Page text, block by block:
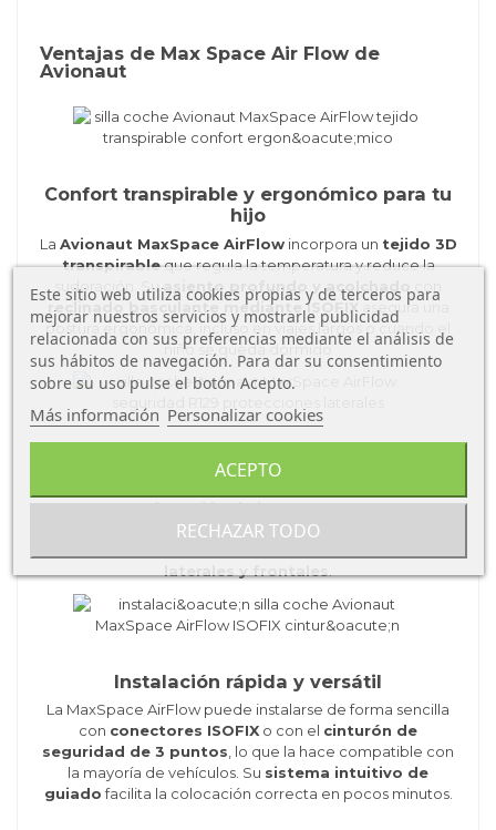
Ventajas de Max Space Air Flow de
Avionaut
Confort transpirable y ergonómico para tu
hijo
La Avionaut MaxSpace AirFlowincorpora un tejido 3D
transpirableque regula la temperatura y reduce la
sudoración. Suasiento profundo y acolchado
reclinado basculante mediante ISOFIXasegura una
postura ergonómica, incluso en viajes largos o cuando el
niño se queda dormido
Protección reforzada en cada trayecto
sistema deabsorción de impactos, la MaxSpace
AirFlow cumple con la normativa
laterales y frontales.
Instalación rápida y versátil
La MaxSpace AirFlow puede instalarse de forma sencilla
con conectores ISOFIXo con el cinturón de
seguridad de 3 puntos, lo que la hace compatible con
la mayoría de vehículos. Su sistema intuitivo de
guiadofacilita la colocación correcta en pocos minutos.
Este sitio web utiliza cookies propias y de terceros para
mejorar nuestros servicios y mostrarle publicidad
relacionada con sus preferencias mediante el análisis de
sus hábitos de navegación. Para dar su consentimiento
sobre su uso pulse el botón Acepto.
Más información Personalizar cookies
RECHAZAR TODO
ACEPTO